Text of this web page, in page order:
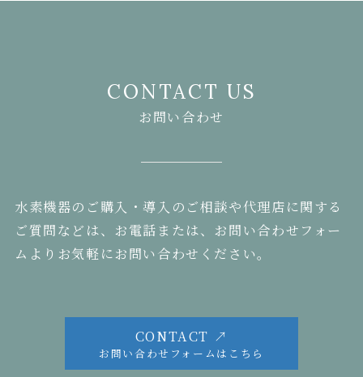
CONTACT US
お問い合わせ
水素機器のご購入・導入のご相談や代理店に関する
ご質問などは、お電話または、お問い合わせフォー
ムよりお気軽にお問い合わせください。
CONTACT ↗
お問い合わせフォームはこちら